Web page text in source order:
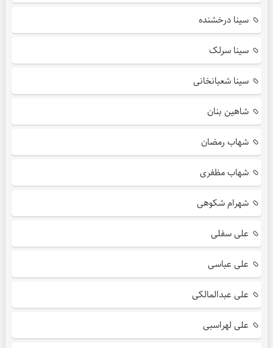
سینا درخشنده
سینا سرلک
سینا شعبانخانی
شاهین بنان
شهاب رمضان
شهاب مظفری
شهرام شکوهی
علی سفلی
علی عباسی
علی عبدالمالکی
علی لهراسبی